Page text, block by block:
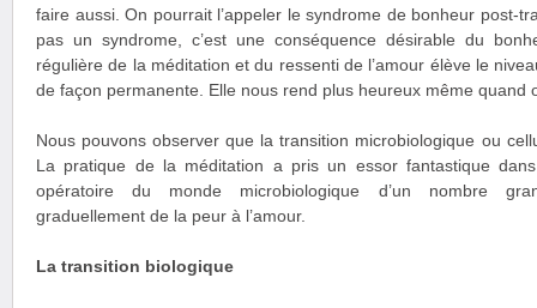
faire aussi. On pourrait l’appeler le syndrome de bonheur post-
pas un syndrome, c’est une conséquence désirable du
régulière de la méditation et du ressenti de l’amour élève le
de façon permanente. Elle nous rend plus heureux même quand
Nous pouvons observer que la transition microbiologique ou
La pratique de la méditation a pris un essor fantastique
opératoire du monde microbiologique d’un nombre
graduellement de la peur à l’amour.
La transition biologique